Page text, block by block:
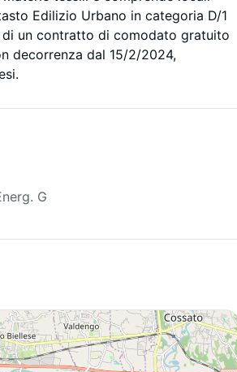
Edilizio Urbano in categoria D/1
un contratto di comodato gratuito
decorrenza dal 15/2/2024,
G